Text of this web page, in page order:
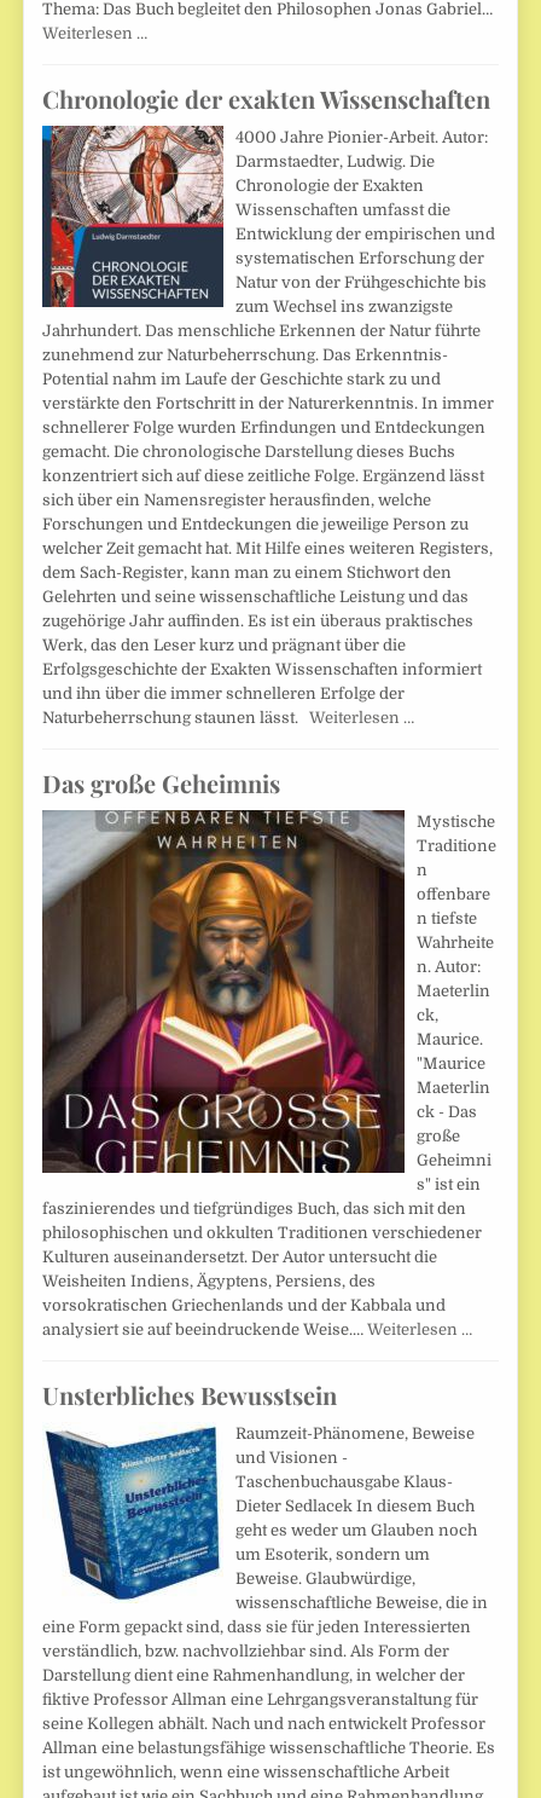
Thema: Das Buch begleitet den Philosophen Jonas Gabriel…
Weiterlesen …
Chronologie der exakten Wissenschaften
4000 Jahre Pionier-Arbeit. Autor:
Darmstaedter, Ludwig. Die
Chronologie der Exakten
Wissenschaften umfasst die
Entwicklung der empirischen und
systematischen Erforschung der
Natur von der Frühgeschichte bis
zum Wechsel ins zwanzigste
Jahrhundert. Das menschliche Erkennen der Natur führte
zunehmend zur Naturbeherrschung. Das Erkenntnis-
Potential nahm im Laufe der Geschichte stark zu und
verstärkte den Fortschritt in der Naturerkenntnis. In immer
schnellerer Folge wurden Erfindungen und Entdeckungen
gemacht. Die chronologische Darstellung dieses Buchs
konzentriert sich auf diese zeitliche Folge. Ergänzend lässt
sich über ein Namensregister herausfinden, welche
Forschungen und Entdeckungen die jeweilige Person zu
welcher Zeit gemacht hat. Mit Hilfe eines weiteren Registers,
dem Sach-Register, kann man zu einem Stichwort den
Gelehrten und seine wissenschaftliche Leistung und das
zugehörige Jahr auffinden. Es ist ein überaus praktisches
Werk, das den Leser kurz und prägnant über die
Erfolgsgeschichte der Exakten Wissenschaften informiert
und ihn über die immer schnelleren Erfolge der
Naturbeherrschung staunen lässt.Weiterlesen …
Das große Geheimnis
Mystische
Traditione
n
offenbare
n tiefste
Wahrheite
n. Autor:
Maeterlin
ck,
Maurice.
"Maurice
Maeterlin
ck - Das
große
Geheimni
s" ist ein
faszinierendes und tiefgründiges Buch, das sich mit den
philosophischen und okkulten Traditionen verschiedener
Kulturen auseinandersetzt. Der Autor untersucht die
Weisheiten Indiens, Ägyptens, Persiens, des
vorsokratischen Griechenlands und der Kabbala und
analysiert sie auf beeindruckende Weise.…Weiterlesen …
Unsterbliches Bewusstsein
Raumzeit-Phänomene, Beweise
und Visionen -
Taschenbuchausgabe Klaus-
Dieter Sedlacek In diesem Buch
geht es weder um Glauben noch
um Esoterik, sondern um
Beweise. Glaubwürdige,
wissenschaftliche Beweise, die in
eine Form gepackt sind, dass sie für jeden Interessierten
verständlich, bzw. nachvollziehbar sind. Als Form der
Darstellung dient eine Rahmenhandlung, in welcher der
fiktive Professor Allman eine Lehrgangsveranstaltung für
seine Kollegen abhält. Nach und nach entwickelt Professor
Allman eine belastungsfähige wissenschaftliche Theorie. Es
ist ungewöhnlich, wenn eine wissenschaftliche Arbeit